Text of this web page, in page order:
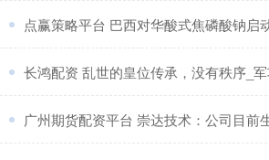
点赢策略平台 巴西对华酸式焦磷酸钠启
长鸿配资 乱世的皇位传承，没有秩序_
广州期货配资平台 崇达技术：公司目前